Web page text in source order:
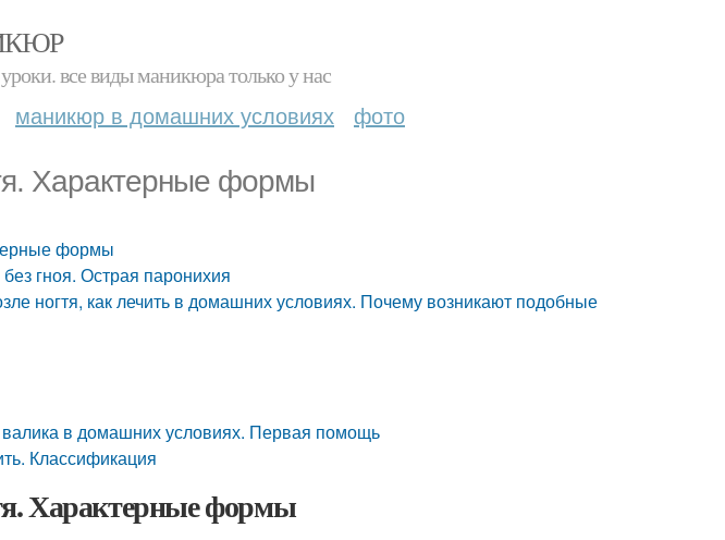
все виды маникюра только у нас
маникюр в домашних условиях фото
Характерные формы
формы
гноя. Острая паронихия
ногтя, как лечить в домашних условиях. Почему возникают подобные
валика в домашних условиях. Первая помощь
Классификация
Характерные формы